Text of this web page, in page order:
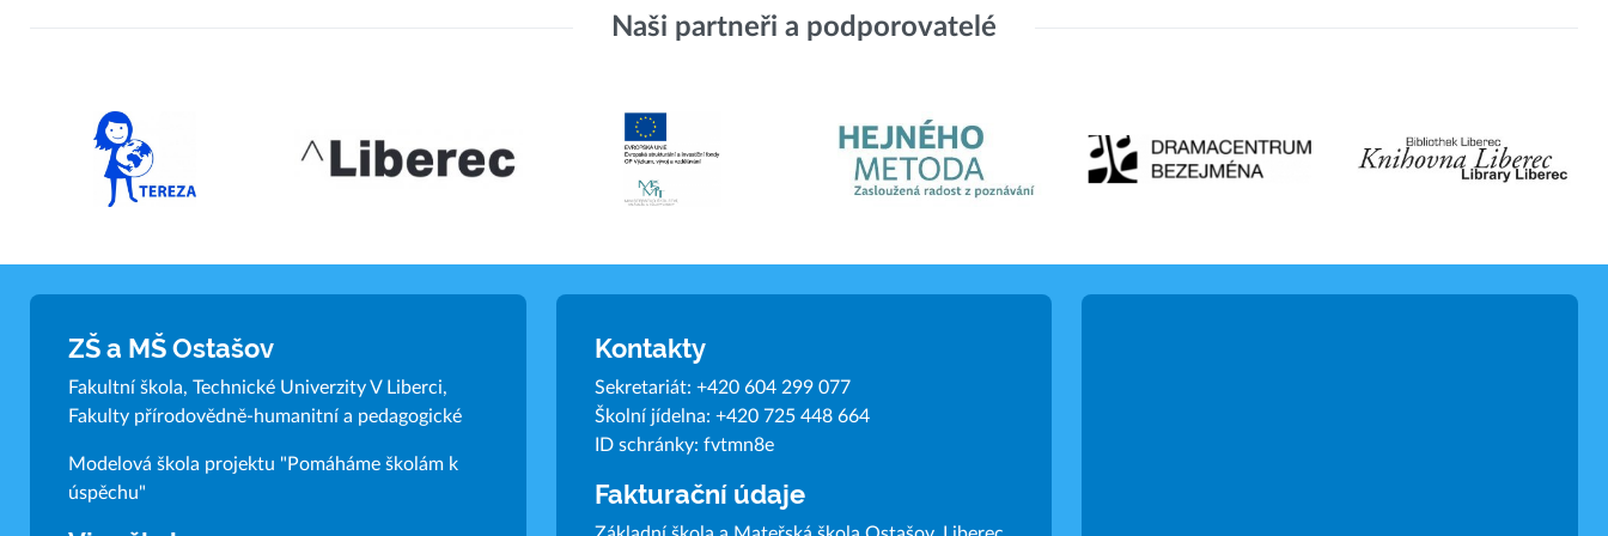
Naši partneři a podporovatelé
ZŠ a MŠ Ostašov
Fakultní škola, Technické Univerzity V Liberci,
Fakulty přírodovědně-humanitní a pedagogické
Modelová škola projektu "Pomáháme školám k
úspěchu"
Kontakty
Sekretariát: +420 604 299 077
Školní jídelna: +420 725 448 664
ID schránky: fvtmn8e
Fakturační údaje